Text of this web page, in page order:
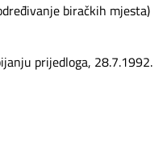
biračkih mjesta)
prijedloga, 28.7.1992.